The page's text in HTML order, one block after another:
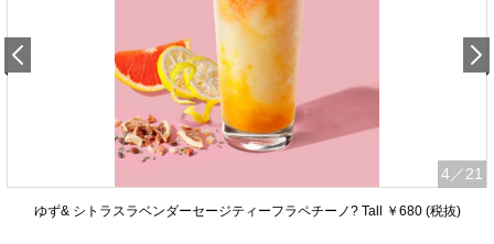
4 ／21
ゆず& シトラスラベンダーセージティーフラペチーノ? Tall ￥680 (税抜)